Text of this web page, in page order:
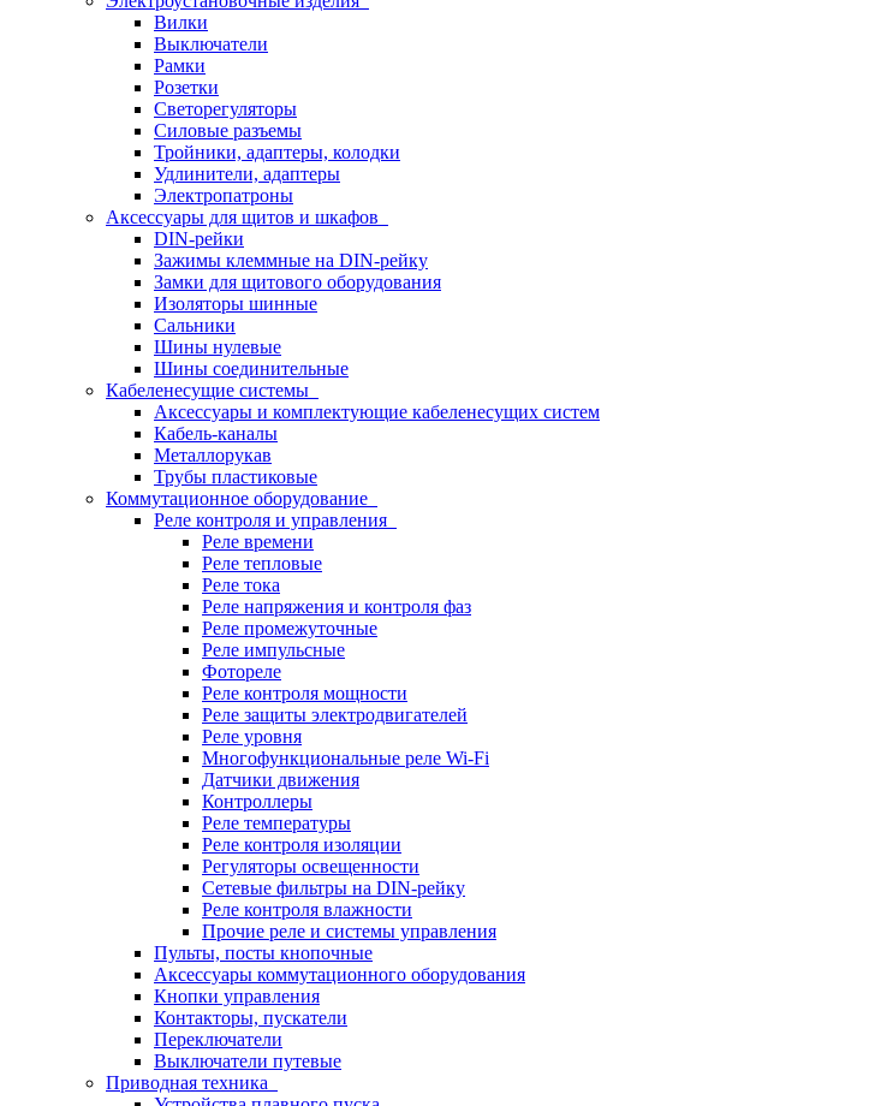
Вилки
Выключатели
Рамки
Розетки
Светорегуляторы
Силовые разъемы
Тройники, адаптеры, колодки
Удлинители, адаптеры
Электропатроны
Аксессуары для щитов и шкафов
DIN-рейки
Зажимы клеммные на DIN-рейку
Замки для щитового оборудования
Изоляторы шинные
Сальники
Шины нулевые
Шины соединительные
Кабеленесущие системы
Аксессуары и комплектующие кабеленесущих систем
Кабель-каналы
Металлорукав
Трубы пластиковые
Коммутационное оборудование
Реле контроля и управления
Реле времени
Реле тепловые
Реле тока
Реле напряжения и контроля фаз
Реле промежуточные
Реле импульсные
Фотореле
Реле контроля мощности
Реле защиты электродвигателей
Реле уровня
Многофункциональные реле Wi-Fi
Датчики движения
Контроллеры
Реле температуры
Реле контроля изоляции
Регуляторы освещенности
Сетевые фильтры на DIN-рейку
Реле контроля влажности
Прочие реле и системы управления
Пульты, посты кнопочные
Аксессуары коммутационного оборудования
Кнопки управления
Контакторы, пускатели
Переключатели
Выключатели путевые
Приводная техника